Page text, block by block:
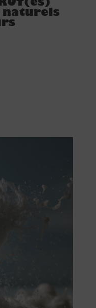
naturels